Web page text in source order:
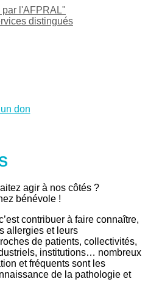
par l'AFPRAL"
distingués
don
agir à nos côtés ?
bénévole !
contribuer à faire connaître,
allergies et leurs
de patients, collectivités,
institutions… nombreux
et fréquents sont les
de la pathologie et